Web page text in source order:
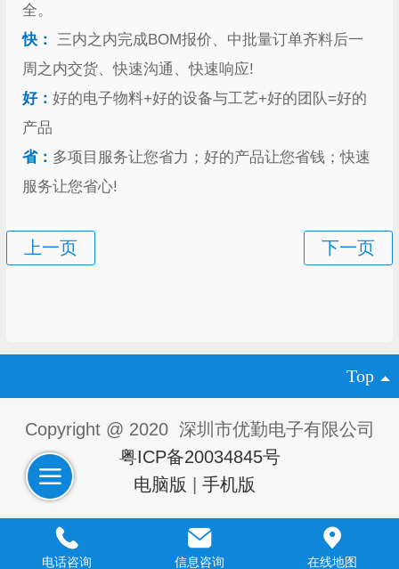
全。
快：
三内之内完成BOM报价、中批量订单齐料后一
周之内交货、快速沟通、快速响应!
好：好的电子物料+好的设备与工艺+好的团队=好的
产品
省： 多项目服务让您省力；好的产品让您省钱；快速
服务让您省心!
Top
Copyright @ 2020 深圳市优勤电子有限公司
粤ICP备20034845号
电脑版
手机版
电话咨询 信息咨询 在线地图